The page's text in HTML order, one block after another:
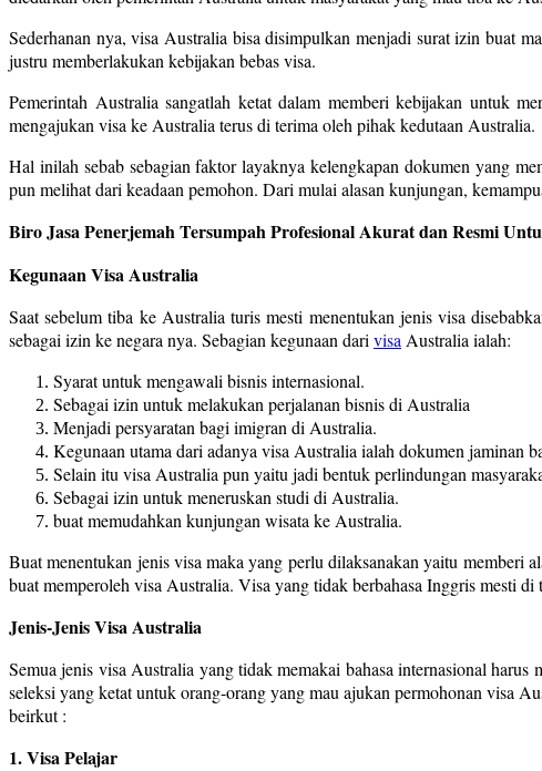
Sederhanan nya, visa Australia bisa disimpulkan menjadi surat izin buat
justru memberlakukan kebijakan bebas visa.
Pemerintah Australia sangatlah ketat dalam memberi kebijakan untuk
mengajukan visa ke Australia terus di terima oleh pihak kedutaan Australia.
Hal inilah sebab sebagian faktor layaknya kelengkapan dokumen yang
pun melihat dari keadaan pemohon. Dari mulai alasan kunjungan,
Biro Jasa Penerjemah Tersumpah Profesional Akurat dan Resmi
Kegunaan Visa Australia
Saat sebelum tiba ke Australia turis mesti menentukan jenis visa
sebagai izin ke negara nya. Sebagian kegunaan dari visa Australia ialah:
Syarat untuk mengawali bisnis internasional.
Sebagai izin untuk melakukan perjalanan bisnis di Australia
Menjadi persyaratan bagi imigran di Australia.
Kegunaan utama dari adanya visa Australia ialah dokumen jaminan
Selain itu visa Australia pun yaitu jadi bentuk perlindungan
Sebagai izin untuk meneruskan studi di Australia.
buat memudahkan kunjungan wisata ke Australia.
Buat menentukan jenis visa maka yang perlu dilaksanakan yaitu memberi
buat memperoleh visa Australia. Visa yang tidak berbahasa Inggris mesti
Jenis-Jenis Visa Australia
Semua jenis visa Australia yang tidak memakai bahasa internasional
seleksi yang ketat untuk orang-orang yang mau ajukan permohonan visa
beirkut :
1. Visa Pelajar